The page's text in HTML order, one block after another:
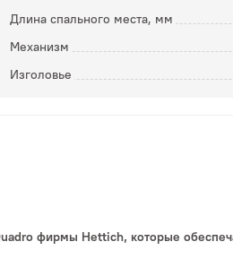
Длина спального места, мм
Механизм
Изголовье
фирмы Hettich, которые